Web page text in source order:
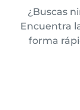
¿Buscas
Encuentra
forma